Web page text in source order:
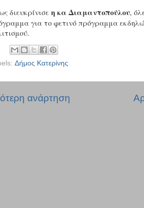
διευκρίνισε η κα Διαμαντοπούλου,
για το φετινό πρόγραμμα
Δήμος Κατερίνης
ανάρτηση